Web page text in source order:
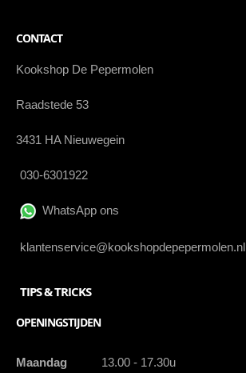
CONTACT
Kookshop De Pepermolen
Raadstede 53
3431 HA Nieuwegein
030-6301922
WhatsApp ons
klantenservice@kookshopdepepermolen.nl
TIPS & TRICKS
OPENINGSTIJDEN
Maandag 13.00 - 17.30u